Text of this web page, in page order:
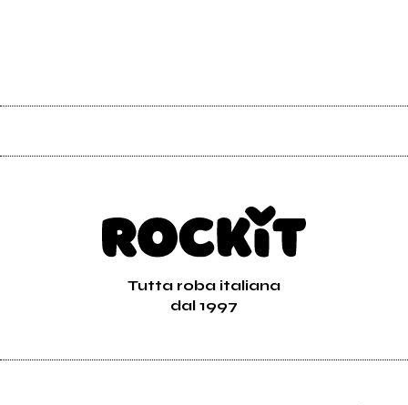
Tutta roba italiana
dal 1997